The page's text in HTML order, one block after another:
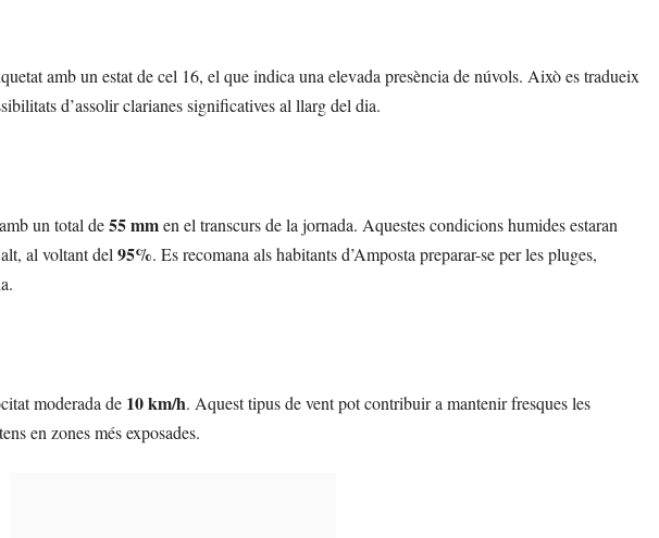
amb un estat de cel 16, el que indica una elevada presència de núvols. Això es tradueix
d’assolir clarianes significatives al llarg del dia.
un total de55 mmen el transcurs de la jornada. Aquestes condicions humides estaran
al voltant del 95%. Es recomana als habitants d’Amposta preparar-se per les pluges,
moderada de 10 km/h. Aquest tipus de vent pot contribuir a mantenir fresques les
en zones més exposades.